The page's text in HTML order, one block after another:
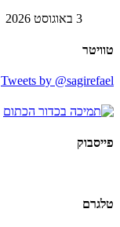
3 באוגוסט 2026
טוויטר
Tweets by @sagirefael
פייסבוק
טלגרם